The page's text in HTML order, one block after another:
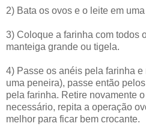
2) Bata os ovos e o leite em
3) Coloque a farinha com todos
manteiga grande ou tigela.
4) Passe os anéis pela farinha
uma peneira), passe então
pela farinha. Retire novamente
necessário, repita a operação
melhor para ficar bem crocante.